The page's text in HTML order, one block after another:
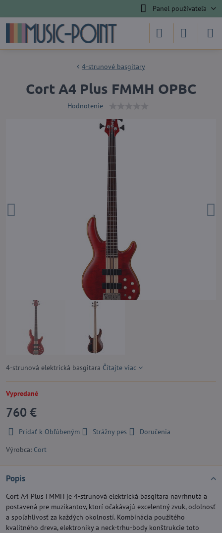
Panel používateľa
4-strunové basgitary
Cort A4 Plus FMMH OPBC
Hodnotenie
4-strunová elektrická basgitara Čítajte viac
Vypredané
760 €
Pridať k Obľúbeným Strážny pes
Doručenia
Výrobca: Cort
Popis
Cort A4 Plus FMMH je 4-strunová elektrická basgitara navrhnutá a
postavená pre muzikantov, ktorí očakávajú excelentný zvuk, odolnosť
a spoľahlivosť za každých okolností. Kombinácia použitého
kvalitného dreva, elektroniky a neck-trhu-body konštrukcie toto